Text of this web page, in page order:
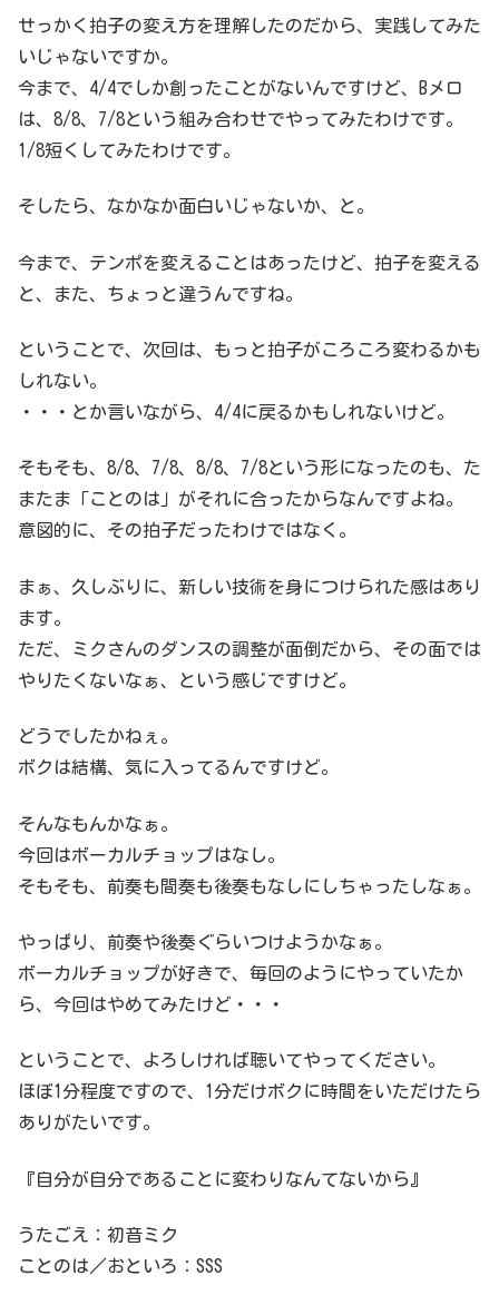
せっかく拍子の変え方を理解したのだから、実践してみた
いじゃないですか。
今まで、4/4でしか創ったことがないんですけど、Bメロ
は、8/8、7/8という組み合わせでやってみたわけです。
1/8短くしてみたわけです。
そしたら、なかなか面白いじゃないか、と。
今まで、テンポを変えることはあったけど、拍子を変える
と、また、ちょっと違うんですね。
ということで、次回は、もっと拍子がころころ変わるかも
しれない。
・・・とか言いながら、4/4に戻るかもしれないけど。
そもそも、8/8、7/8、8/8、7/8という形になったのも、た
またま「ことのは」がそれに合ったからなんですよね。
意図的に、その拍子だったわけではなく。
まぁ、久しぶりに、新しい技術を身につけられた感はあり
ます。
ただ、ミクさんのダンスの調整が面倒だから、その面では
やりたくないなぁ、という感じですけど。
どうでしたかねぇ。
ボクは結構、気に入ってるんですけど。
そんなもんかなぁ。
今回はボーカルチョップはなし。
そもそも、前奏も間奏も後奏もなしにしちゃったしなぁ。
やっぱり、前奏や後奏ぐらいつけようかなぁ。
ボーカルチョップが好きで、毎回のようにやっていたか
ら、今回はやめてみたけど・・・
ということで、よろしければ聴いてやってください。
ほぼ1分程度ですので、1分だけボクに時間をいただけたら
ありがたいです。
『自分が自分であることに変わりなんてないから』
うたごえ：初音ミク
ことのは／おといろ：SSS